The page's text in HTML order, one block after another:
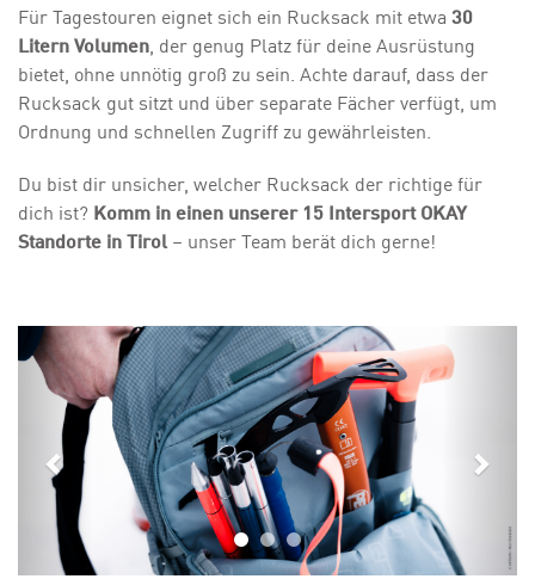
Für Tagestouren eignet sich ein Rucksack mit etwa 30
Litern Volumen, der genug Platz für deine Ausrüstung
bietet, ohne unnötig groß zu sein. Achte darauf, dass der
Rucksack gut sitzt und über separate Fächer verfügt, um
Ordnung und schnellen Zugriff zu gewährleisten.
Du bist dir unsicher, welcher Rucksack der richtige für
dich ist? Komm in einen unserer 15 Intersport OKAY
Standorte in Tirol – unser Team berät dich gerne!
Previous